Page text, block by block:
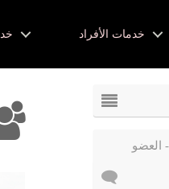
خدمات الأفراد
العضو